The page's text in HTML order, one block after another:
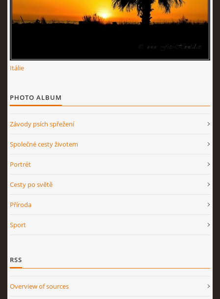
Itálie
PHOTO ALBUM
Závody psích spřežení
Společné cesty životem
Portrét
Cesty po světě
Příroda
Sport
RSS
Overview of sources